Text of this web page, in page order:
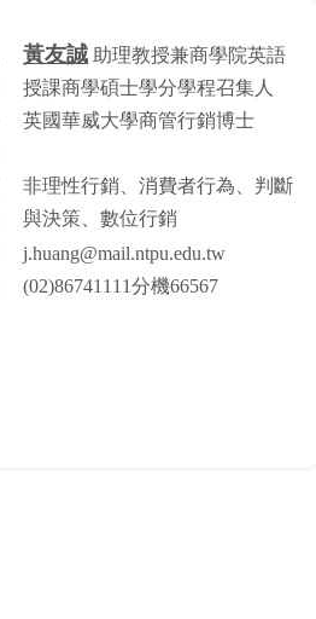
黃友誠 助理教授兼商學院英語
授課商學碩士學分學程召集人
英國華威大學商管行銷博士
非理性行銷、消費者行為、判斷
與決策、數位行銷
j.huang@mail.ntpu.edu.tw
(02)86741111分機66567